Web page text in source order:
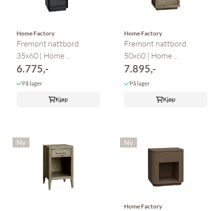
Home Factory
Fremont nattbord
35x60 | Home ...
6.775,-
På lager
Kjøp
Home Factory
Fremont nattbord
50x60 | Home ...
7.895,-
På lager
Kjøp
Ny Ny
Home Factory